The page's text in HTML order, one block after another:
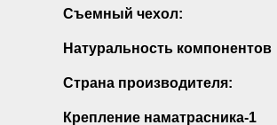
Съемный чехол:
Натуральность компонентов
Страна производителя:
Крепление наматрасника-1